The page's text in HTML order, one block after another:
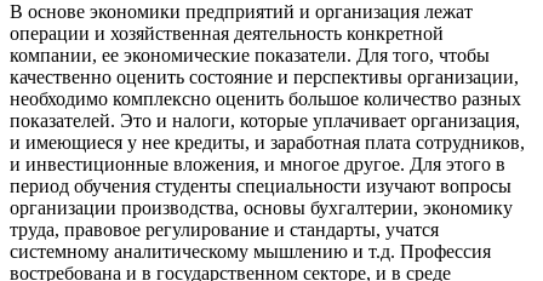
В основе экономики предприятий и организация лежат
операции и хозяйственная деятельность конкретной
компании, ее экономические показатели. Для того, чтобы
качественно оценить состояние и перспективы организации,
необходимо комплексно оценить большое количество разных
показателей. Это и налоги, которые уплачивает организация,
и имеющиеся у нее кредиты, и заработная плата сотрудников,
и инвестиционные вложения, и многое другое. Для этого в
период обучения студенты специальности изучают вопросы
организации производства, основы бухгалтерии, экономику
труда, правовое регулирование и стандарты, учатся
системному аналитическому мышлению и т.д. Профессия
востребована и в государственном секторе, и в среде